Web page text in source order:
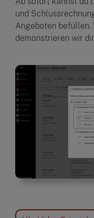
und
Angeboten
demonstrieren wir